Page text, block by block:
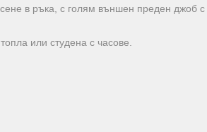
в ръка, с голям външен преден джоб
или студена с часове.